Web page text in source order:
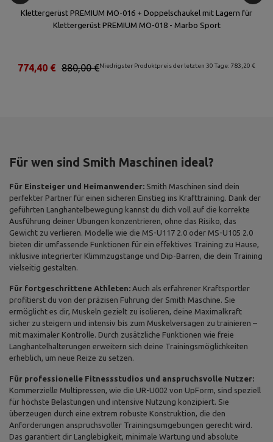
Klettergerüst PREMIUM MO-016 + Doppelschaukel mit Lagern für
Klettergerüst PREMIUM MO-018 - Marbo Sport
Niedrigster Produktpreis der letzten 30 Tage: 783,20 €
880,00 €
774,40 €
Für wen sind Smith Maschinen ideal?
Für Einsteiger und Heimanwender: Smith Maschinen sind dein
perfekter Partner für einen sicheren Einstieg ins Krafttraining. Dank der
geführten Langhantelbewegung kannst du dich voll auf die korrekte
Ausführung deiner Übungen konzentrieren, ohne das Risiko, das
Gewicht zu verlieren. Modelle wie die MS-U117 2.0 oder MS-U105 2.0
bieten dir umfassende Funktionen für ein effektives Training zu Hause,
inklusive integrierter Klimmzugstange und Dip-Barren, die dein Training
vielseitig gestalten.
Für fortgeschrittene Athleten: Auch als erfahrener Kraftsportler
profitierst du von der präzisen Führung der Smith Maschine. Sie
ermöglicht es dir, Muskeln gezielt zu isolieren, deine Maximalkraft
sicher zu steigern und intensiv bis zum Muskelversagen zu trainieren –
mit maximaler Kontrolle. Durch zusätzliche Funktionen wie freie
Langhantelhalterungen erweitern sich deine Trainingsmöglichkeiten
erheblich, um neue Reize zu setzen.
Für professionelle Fitnessstudios und anspruchsvolle Nutzer:
Kommerzielle Multipressen, wie die UR-U002 von UpForm, sind speziell
für höchste Belastungen und intensive Nutzung konzipiert. Sie
überzeugen durch eine extrem robuste Konstruktion, die den
Anforderungen anspruchsvoller Trainingsumgebungen gerecht wird.
Das garantiert dir Langlebigkeit, minimale Wartung und absolute